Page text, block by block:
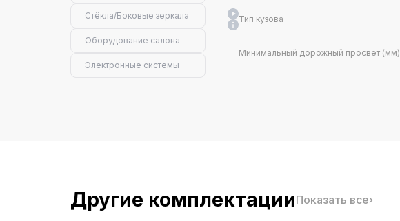
Стёкла/Боковые зеркала
Оборудование салона
Электронные системы
Тип кузова
Минимальный дорожный просвет (мм)
Другие комплектацииПоказать все